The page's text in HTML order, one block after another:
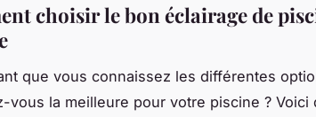
choisir le bon éclairage de
que vous connaissez les différentes
vous la meilleure pour votre piscine ? Voici